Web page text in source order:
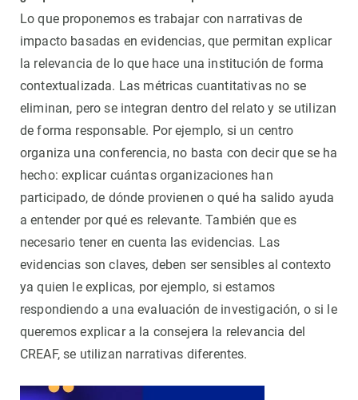
Lo que proponemos es trabajar con narrativas de
impacto basadas en evidencias, que permitan explicar
la relevancia de lo que hace una institución de forma
contextualizada. Las métricas cuantitativas no se
eliminan, pero se integran dentro del relato y se utilizan
de forma responsable. Por ejemplo, si un centro
organiza una conferencia, no basta con decir que se ha
hecho: explicar cuántas organizaciones han
participado, de dónde provienen o qué ha salido ayuda
a entender por qué es relevante. También que es
necesario tener en cuenta las evidencias. Las
evidencias son claves, deben ser sensibles al contexto
ya quien le explicas, por ejemplo, si estamos
respondiendo a una evaluación de investigación, o si le
queremos explicar a la consejera la relevancia del
CREAF, se utilizan narrativas diferentes.